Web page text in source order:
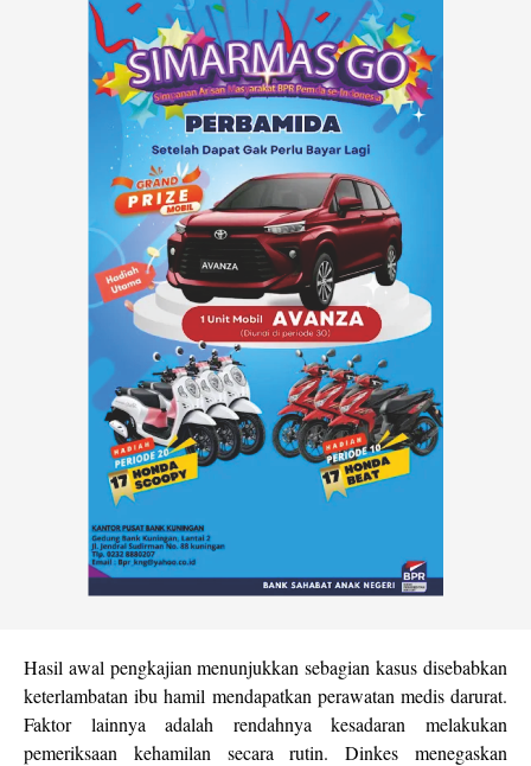
Hasil awal pengkajian menunjukkan sebagian kasus disebabkan
keterlambatan ibu hamil mendapatkan perawatan medis darurat.
Faktor lainnya adalah rendahnya kesadaran melakukan
pemeriksaan kehamilan secara rutin. Dinkes menegaskan